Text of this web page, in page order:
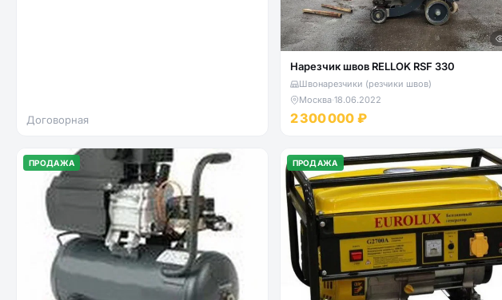
Договорная
Нарезчик швов RELLOK RSF 330
Швонарезчики (резчики швов)
Москва·18.06.2022
2 300 000 ₽
ПРОДАЖА ПРОДАЖА